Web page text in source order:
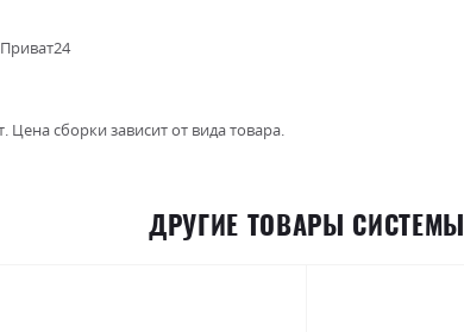
Цена сборки зависит от вида товара.
ДРУГИЕ ТОВАРЫ СИСТЕМЫ